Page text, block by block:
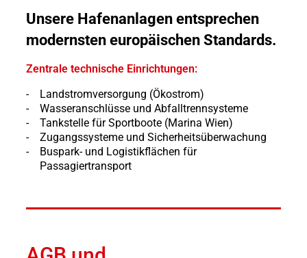
Unsere Hafenanlagen entsprechen
modernsten europäischen Standards.
Zentrale technische Einrichtungen:
Landstromversorgung (Ökostrom)
Wasseranschlüsse und Abfalltrennsysteme
Tankstelle für Sportboote (Marina Wien)
Zugangssysteme und Sicherheitsüberwachung
Buspark- und Logistikflächen für
Passagiertransport